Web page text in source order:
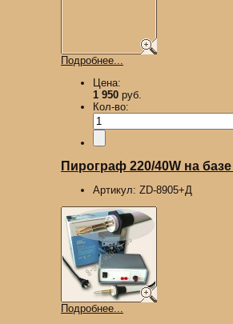
Подробнее...
Цена:
1 950 руб.
Кол-во:
Пирограф 220/40W на
Артикул: ZD-8905+Д
Подробнее...